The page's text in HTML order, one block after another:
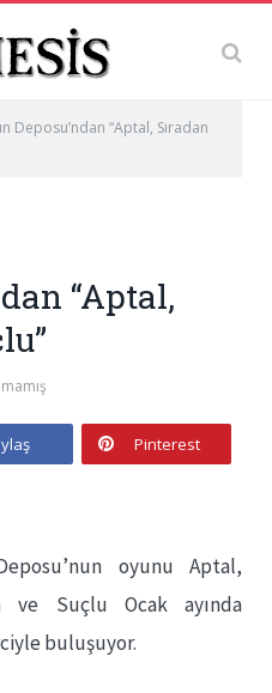
Deposu’ndan “Aptal, Sıradan
“Aptal,
Pinterest
oyunu Aptal,
ve Suçlu Ocak ayında
buluşuyor.